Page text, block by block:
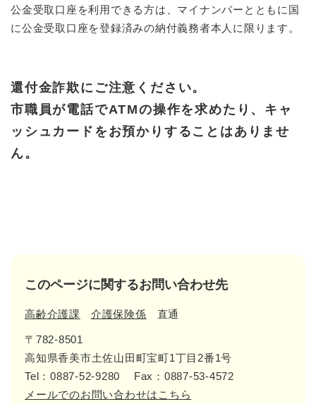
公金受取口座を利用できる方は、マイナンバーとともに国
に公金受取口座を登録済みの納付義務者本人に限ります。
還付金詐欺にご注意ください。
市職員が電話でATMの操作を求めたり、キャ
ッシュカードをお預かりすることはありませ
ん。
このページに関するお問い合わせ先
高齢介護課 介護保険係 直通
〒782-8501
高知県香美市土佐山田町宝町1丁目2番1号
Tel：0887-52-9280
Fax：0887-53-4572
メールでのお問い合わせはこちら